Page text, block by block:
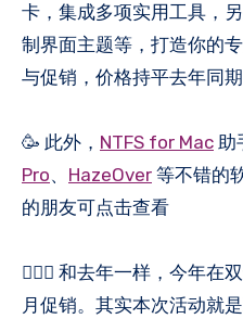
卡，集成多项实用工具，
制界面主题等，打造你的
与促销，价格持平去年同期
🥳 此外， NTFS for Mac 助
Pro、 HazeOver 等不错的
的朋友可点击查看
🙋🏻‍♂️ 和去年一样，今年在
月促销。其实本次活动就